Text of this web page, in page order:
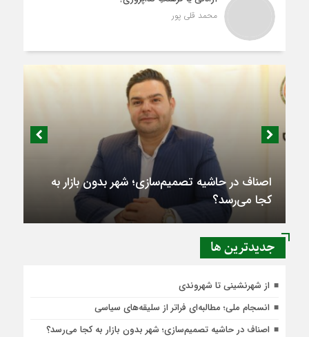
محمد قلی پور
اصناف در حاشیه تصمیم‌سازی؛ شهر بدون بازار به
کجا می‌رسد؟
جديدترين ها
از شهرنشینی تا شهروندی
انسجام ملی؛ مطالبه‌ای فراتر از سلیقه‌های سیاسی
اصناف در حاشیه تصمیم‌سازی؛ شهر بدون بازار به کجا می‌رسد؟